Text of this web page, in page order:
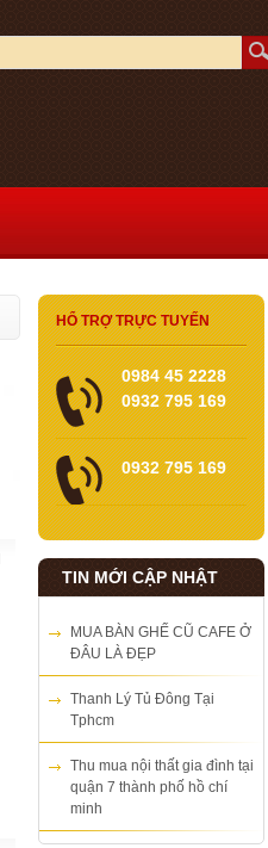
HỔ TRỢ TRỰC TUYẾN
0984 45 2228
0932 795 169
0932 795 169
TIN MỚI CẬP NHẬT
MUA BÀN GHẾ CŨ CAFE Ở
ĐÂU LÀ ĐẸP
Thanh Lý Tủ Đông Tại
Tphcm
Thu mua nội thất gia đình tại
quận 7 thành phố hồ chí
minh